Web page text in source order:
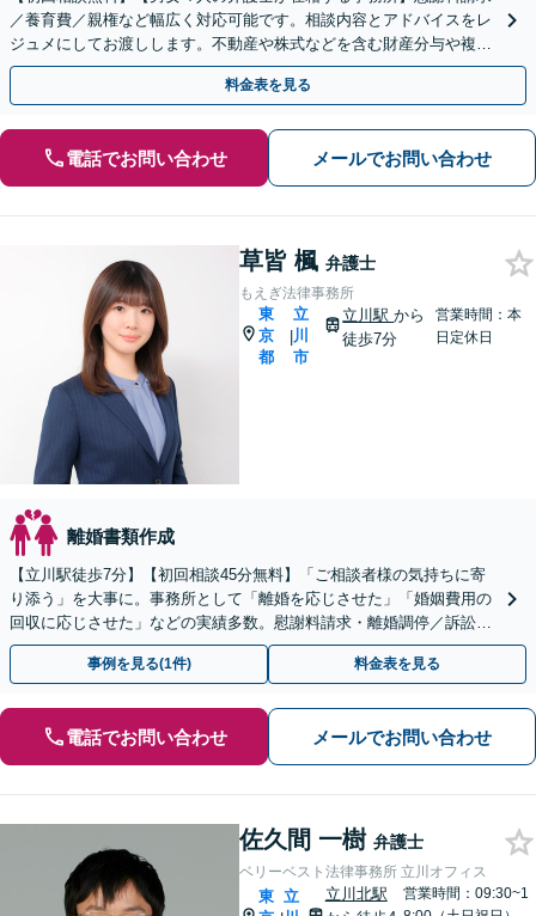
／養育費／親権など幅広く対応可能です。相談内容とアドバイスをレ
ジュメにしてお渡しします。不動産や株式などを含む財産分与や複雑
な事案も【立川駅10分】
料金表を見る
電話でお問い合わせ メールでお問い合わせ
草皆 楓 弁護士
もえぎ法律事務所
東
京
都
|
立
川
市
立川駅から
徒歩7分
営業時間：本
日定休日
離婚書類作成
【立川駅徒歩7分】【初回相談45分無料】「ご相談者様の気持ちに寄
り添う」を大事に。事務所として「離婚を応じさせた」「婚姻費用の
回収に応じさせた」などの実績多数。慰謝料請求・離婚調停／訴訟・
養育費・親権・財産分与
事例を見る(1件) 料金表を見る
電話でお問い合わせ メールでお問い合わせ
佐久間 一樹 弁護士
ベリーベスト法律事務所 立川オフィス
東 立
立川北駅
営業時間：09:30~1